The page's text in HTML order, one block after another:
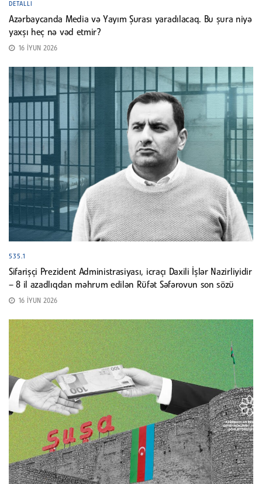
DETALLI
Azərbaycanda Media və Yayım Şurası yaradılacaq. Bu şura niyə
yaxşı heç nə vəd etmir?
16 İYUN 2026
535.1
Sifarişçi Prezident Administrasiyası, icraçı Daxili İşlər Nazirliyidir
– 8 il azadlıqdan məhrum edilən Rüfət Səfərovun son sözü
16 İYUN 2026